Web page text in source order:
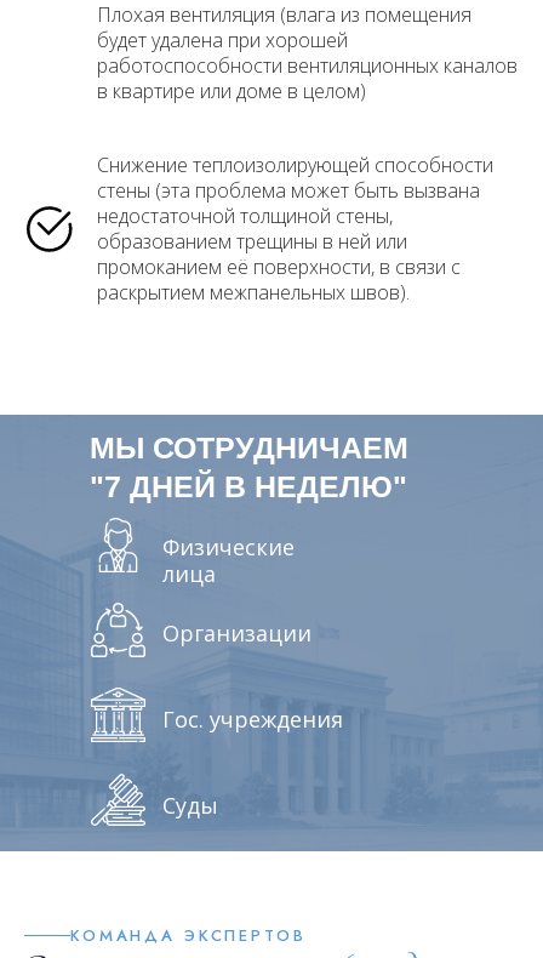
Плохая вентиляция (влага из помещения
будет удалена при хорошей
работоспособности вентиляционных каналов
в квартире или доме в целом)
Снижение теплоизолирующей способности
стены (эта проблема может быть вызвана
недостаточной толщиной стены,
образованием трещины в ней или
промоканием её поверхности, в связи с
раскрытием межпанельных швов).
МЫ СОТРУДНИЧАЕМ
"7 ДНЕЙ В НЕДЕЛЮ"
Физические
лица
Организации
Гос. учреждения
Суды
КОМАНДА ЭКСПЕРТОВ